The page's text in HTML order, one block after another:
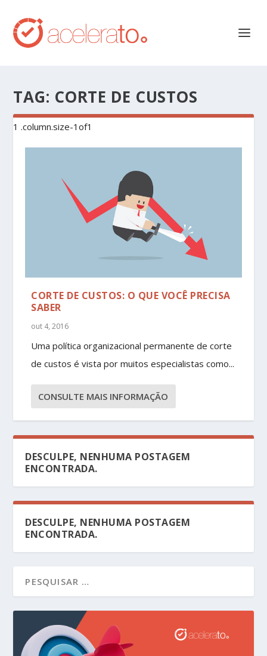
TAG: CORTE DE CUSTOS
CORTE DE CUSTOS: O QUE VOCÊ PRECISA
SABER
out 4, 2016
Uma política organizacional permanente de corte
de custos é vista por muitos especialistas como...
CONSULTE MAIS INFORMAÇÃO
DESCULPE, NENHUMA POSTAGEM
ENCONTRADA.
DESCULPE, NENHUMA POSTAGEM
ENCONTRADA.